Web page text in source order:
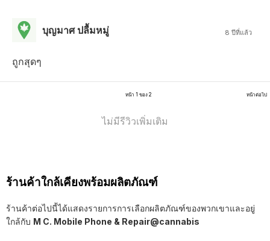
บุญมาศ ปลื้มหมู่ 8 ปีที่แล้ว
ถูกสุดๆ
หน้า 1 ของ 2 หน้าต่อไป
ไม่มีรีวิวเพิ่มเติม
ร้านค้าใกล้เคียงพร้อมผลิตภัณฑ์
ร้านค้าต่อไปนี้ได้แสดงรายการการเลือกผลิตภัณฑ์ของพวกเขาและอยู่
ใกล้กับ M C. Mobile Phone & Repair@cannabis